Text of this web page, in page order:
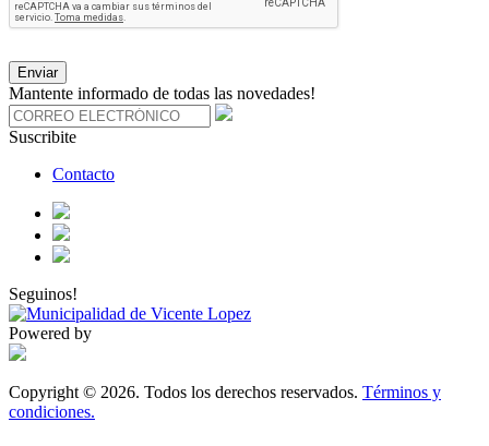
Enviar
Mantente informado de todas las novedades!
Suscribite
Contacto
Seguinos!
Powered by
Copyright © 2026. Todos los derechos reservados. Términos y
condiciones.